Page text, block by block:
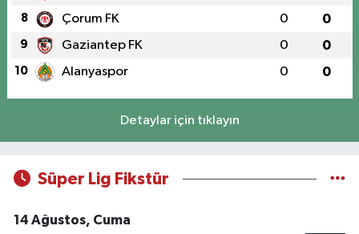
8 Çorum FK 0 0
9 Gaziantep FK 0 0
10 Alanyaspor 0 0
Detaylar için tıklayın
Süper Lig Fikstür
14 Ağustos, Cuma